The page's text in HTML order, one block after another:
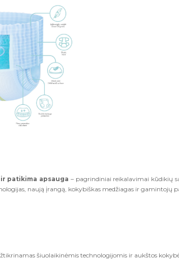
patikima apsauga – pagrindiniai reikalavimai kūdikių
naują įrangą, kokybiškas medžiagas ir gamintojų
šiuolaikinėmis technologijomis ir aukštos